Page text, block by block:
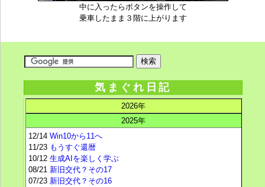
中に入ったらボタンを操作して
乗車したまま３階に上がります
気まぐれ日記